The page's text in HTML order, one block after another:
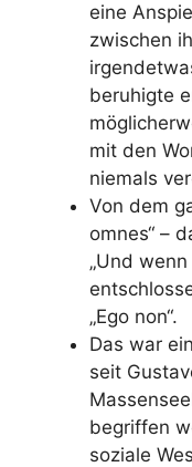
eine
zwischen
beruhigte
mit den
niemals
Von dem
omnes“ –
„Und
„Ego non“.
Das war
seit
begriffen
soziale